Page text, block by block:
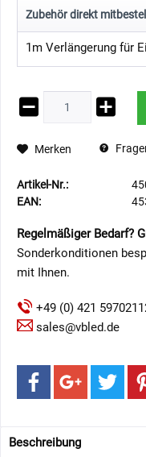
Zubehör direkt
Merken
Artikel-Nr.:
EAN:
Regelmäßiger Bedarf?
Sonderkonditionen
mit Ihnen.
+49 (0) 421
sales@vbled.de
Beschreibung